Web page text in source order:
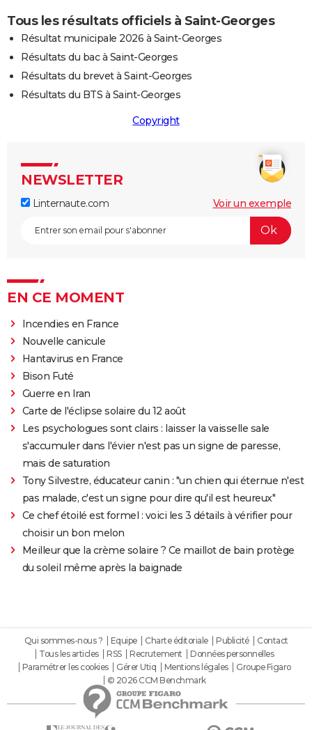
Tous les résultats officiels à Saint-Georges
Résultat municipale 2026 à Saint-Georges
Résultats du bac à Saint-Georges
Résultats du brevet à Saint-Georges
Résultats du BTS à Saint-Georges
Copyright
NEWSLETTER
Linternaute.com Voir un exemple
EN CE MOMENT
Incendies en France
Nouvelle canicule
Hantavirus en France
Bison Futé
Guerre en Iran
Carte de l'éclipse solaire du 12 août
Les psychologues sont clairs : laisser la vaisselle sale
s'accumuler dans l'évier n'est pas un signe de paresse,
mais de saturation
Tony Silvestre, éducateur canin : "un chien qui éternue n'est
pas malade, c'est un signe pour dire qu'il est heureux"
Ce chef étoilé est formel : voici les 3 détails à vérifier pour
choisir un bon melon
Meilleur que la crème solaire ? Ce maillot de bain protège
du soleil même après la baignade
Qui sommes-nous ? Equipe Charte éditoriale Publicité
Contact
Tous les articles
RSS Recrutement
Données personnelles
Paramétrer les cookies
Gérer Utiq Mentions légales
Groupe Figaro
© 2026 CCM Benchmark